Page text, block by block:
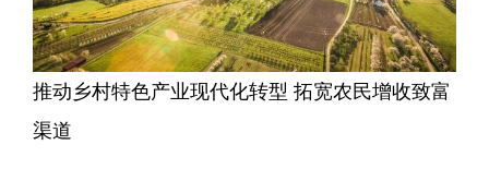
推动乡村特色产业现代化转型 拓宽农民增收致富
渠道